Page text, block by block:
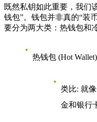
既然私钥如此重要，我们
钱包”。钱包并非真的“装
要分为两大类：热钱包和
热钱包 (Hot Wallet)
类比: 就
金和银行